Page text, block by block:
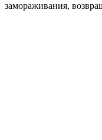
замораживания,